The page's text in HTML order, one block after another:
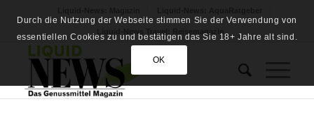
Durch die Nutzung der Webseite stimmen Sie der Verwendung von
essentiellen Cookies zu und bestätigen das Sie 18+ Jahre alt sind.
OK